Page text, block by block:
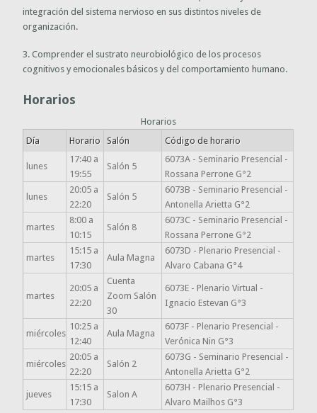
integración del sistema nervioso en sus distintos niveles de
organización.
3. Comprender el sustrato neurobiológico de los procesos
cognitivos y emocionales básicos y del comportamiento humano.
Horarios
Horarios
Día
Horario Salón Código de horario
lunes
17:40 a
19:55
Salón 5
6073A - Seminario Presencial -
Rossana Perrone G°2
lunes
20:05 a
22:20
Salón 5
6073B - Seminario Presencial -
Antonella Arietta G°2
martes
8:00 a
10:15
Salón 8
6073C - Seminario Presencial -
Rossana Perrone G°2
martes
15:15 a
17:30
Aula Magna
6073D - Plenario Presencial -
Alvaro Cabana G°4
martes
20:05 a
22:20
Cuenta
Zoom Salón
30
6073E - Plenario Virtual -
Ignacio Estevan G°3
miércoles
10:25 a
12:40
Aula Magna
6073F - Plenario Presencial -
Verónica Nin G°3
miércoles
20:05 a
22:20
Salón 2
6073G - Seminario Presencial -
Antonella Arietta G°2
jueves
15:15 a
17:30
Salon A
6073H - Plenario Presencial -
Alvaro Mailhos G°3